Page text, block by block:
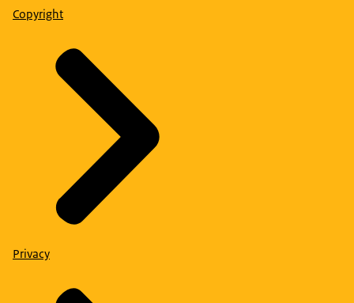
Copyright
Privacy